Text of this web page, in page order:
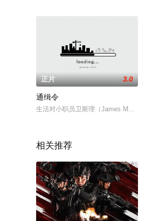
正片 3.0
通缉令
生活对小职员卫斯理（James
相关推荐